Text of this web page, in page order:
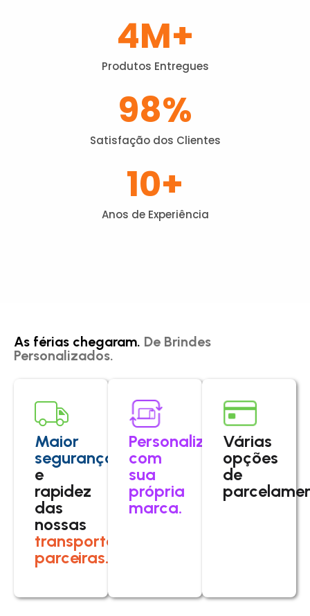
Produtos Entregues
4M+
Satisfação dos Clientes
98%
Anos de Experiência
10+
As férias chegaram. De Brindes
Personalizados.
Maior
segurança
e
rapidez
das
nossas
transportadoras
parceiras.
Personalize
com
sua
própria
marca.
Várias
opções
de